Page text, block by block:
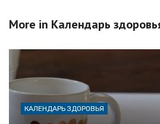
More in Календарь
КАЛЕНДАРЬ ЗДОРОВЬЯ